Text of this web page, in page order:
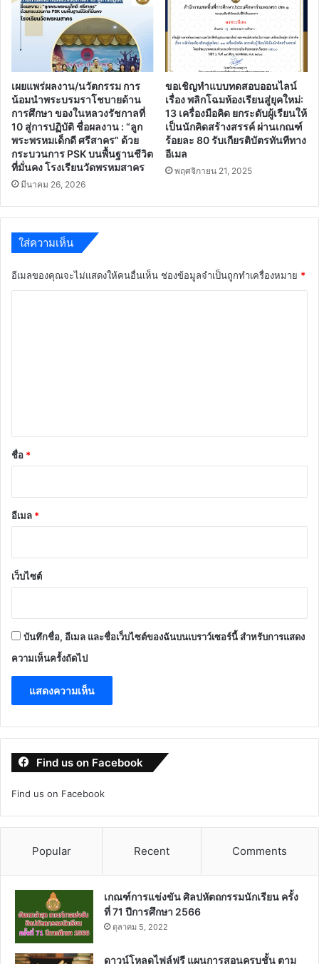
เผยแพร่ผลงาน/นวัตกรรม การ
น้อมนำพระบรมราโชบายด้าน
การศึกษา ของในหลวงรัชกาลที่
10 สู่การปฏิบัติ ชื่อผลงาน : “ลูก
พระพรหมเด็กดี ศรีสาคร” ด้วย
กระบวนการ PSK บนพื้นฐานชีวิต
ที่มั่นคง โรงเรียนวัดพรหมสาคร
มีนาคม 26, 2026
ขอเชิญทำแบบทดสอบออนไลน์
เรื่อง พลิกโฉมห้องเรียนสู่ยุคใหม่:
13 เครื่องมือคิด ยกระดับผู้เรียนให้
เป็นนักคิดสร้างสรรค์ ผ่านเกณฑ์
ร้อยละ 80 รับเกียรติบัตรทันทีทาง
อีเมล
พฤศจิกายน 21, 2025
ใส่ความเห็น
อีเมลของคุณจะไม่แสดงให้คนอื่นเห็น ช่องข้อมูลจำเป็นถูกทำเครื่องหมาย *
*
ชื่อ *
อีเมล *
เว็บไซต์
บันทึกชื่อ, อีเมล และชื่อเว็บไซต์ของฉันบนเบราว์เซอร์นี้ สำหรับการแสดง
ความเห็นครั้งถัดไป
Find us on Facebook
Find us on Facebook
Popular Recent Comments
เกณฑ์การแข่งขัน ศิลปหัตถกรรมนักเรียน ครั้ง
ที่ 71 ปีการศึกษา 2566
ตุลาคม 5, 2022
ดาวน์โหลดไฟล์ฟรี แผนการสอนครบชั้น ตาม